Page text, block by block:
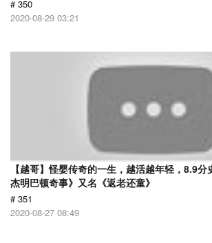
# 350
2020-08-29 03:21
【越哥】怪婴传奇的一生，越活越年轻，8.9
杰明巴顿奇事》又名《返老还童》
# 351
2020-08-27 08:49